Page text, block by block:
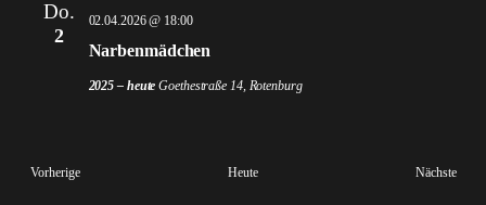
Do.
2
Narbenmädchen
02.04.2026 @ 18:00
2025 – heuteGoethestraße 14, Rotenburg
Vorherige
Heute Nächste